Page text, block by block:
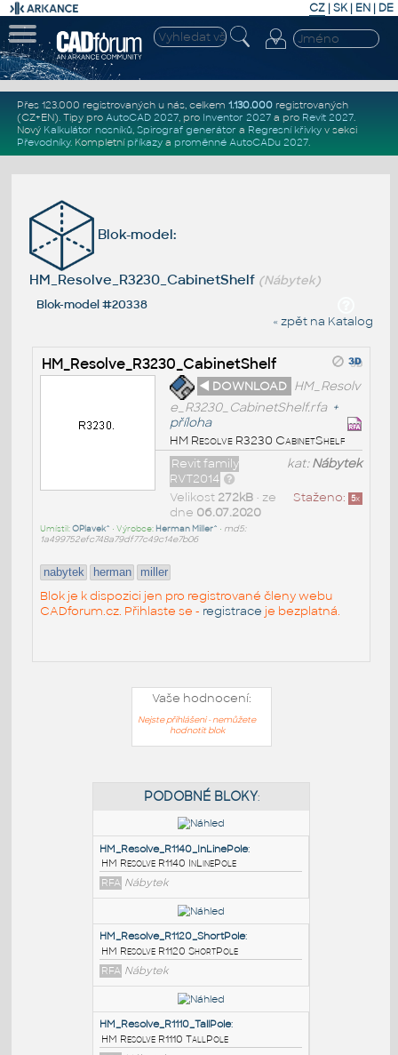
CZ | SK| EN | DE
Přes 123.000 registrovaných u nás, celkem 1.130.000registrovaných
(CZ+EN). Tipy pro AutoCAD 2027, pro Inventor 2027a pro Revit 2027.
Nový Kalkulátor nosníků, Spirograf generátor a Regresní křivkyv sekci
Převodníky. Kompletní příkazya proměnné AutoCADu 2027.
Blok-model:
HM_Resolve_R3230_CabinetShelf (Nábytek)
Blok-model #20338
« zpět na Katalog
HM_Resolve_R3230_CabinetShelf
◄ DOWNLOAD HM_Resolv
e_R3230_CabinetShelf.rfa +
příloha
HM Resolve R3230 CabinetShelf
kat:Nábytek
Revit family
RVT2014
Staženo: 5x
Velikost 272kB• ze
dne 06.07.2020
Umístil:OPlavek^ • Výrobce: Herman Miller^ • md5:
1a499752efc748a79df77c49c14e7b06
nabytek herman miller
Blok je k dispozici jen pro registrované členy webu
CADforum.cz. Přihlaste se - registrace je bezplatná.
Vaše hodnocení:
Nejste přihlášeni - nemůžete
hodnotit blok
PODOBNÉ BLOKY
HM_Resolve_R1140_InLinePole
HM Resolve R1140 InLinePole
RFA Nábytek